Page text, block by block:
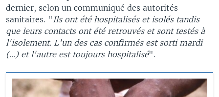
dernier, selon un communiqué des autorités
sanitaires. " Ils ont été hospitalisés et isolés tandis
que leurs contacts ont été retrouvés et sont testés à
l'isolement. L'un des cas confirmés est sorti mardi
(...) et l'autre est toujours hospitalisé".